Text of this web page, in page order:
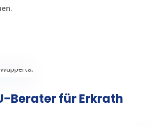
Berater für Erkrath